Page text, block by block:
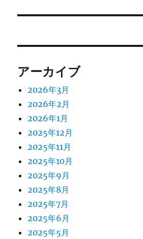
ー
ン
投
アーカイブ
2026年3月
2026年2月
2026年1月
2025年12月
2025年11月
2025年10月
2025年9月
2025年8月
2025年7月
2025年6月
2025年5月